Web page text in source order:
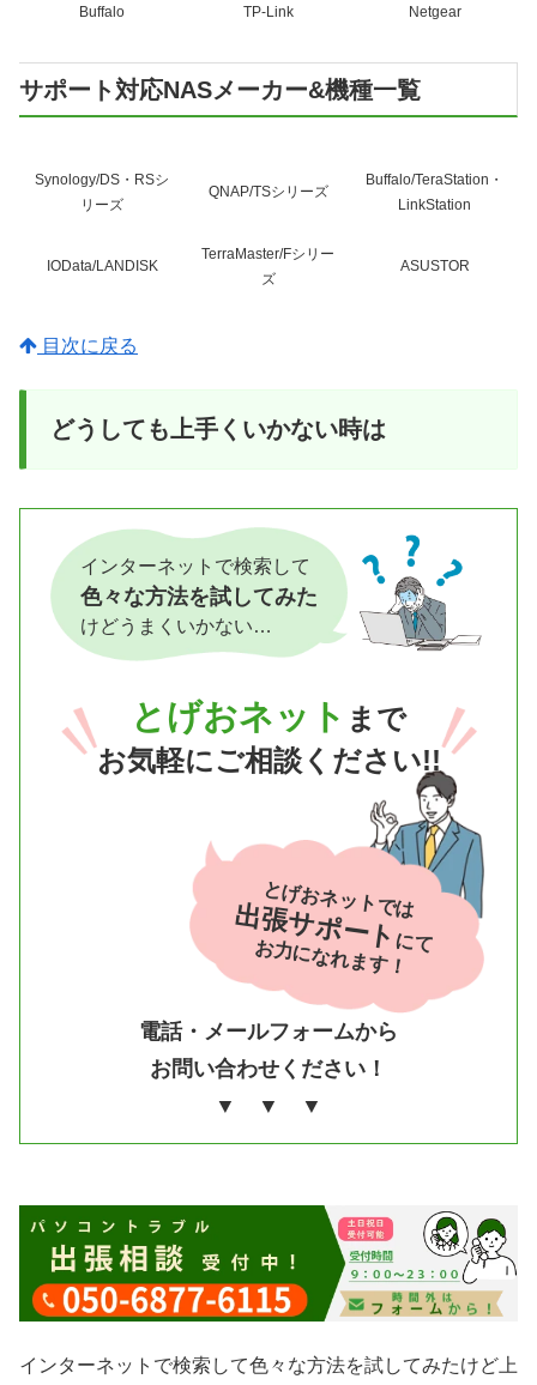
Buffalo TP-Link Netgear
サポート対応NASメーカー&機種一覧
Synology/DS・RSシ
リーズ
QNAP/TSシリーズ
Buffalo/TeraStation・
LinkStation
IOData/LANDISK
TerraMaster/Fシリー
ズ
ASUSTOR
目次に戻る
どうしても上手くいかない時は
インターネットで検索して
色々な方法を試してみた
けどうまくいかない…
とげおネット まで
お気軽にご相談ください!!
電話・メールフォームから
お問い合わせください！
▼ ▼ ▼
とげおネットでは
出張サポートにて
お力になれます！
インターネットで検索して色々な方法を試してみたけど上